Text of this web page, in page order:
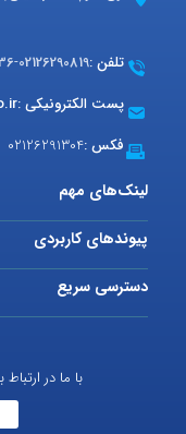
تلفن :02126290819
-
پست الکترونیکی :
فکس :02126291304
لینک‌های مهم
پیوندهای کاربردی
دسترسی سریع
با ما در